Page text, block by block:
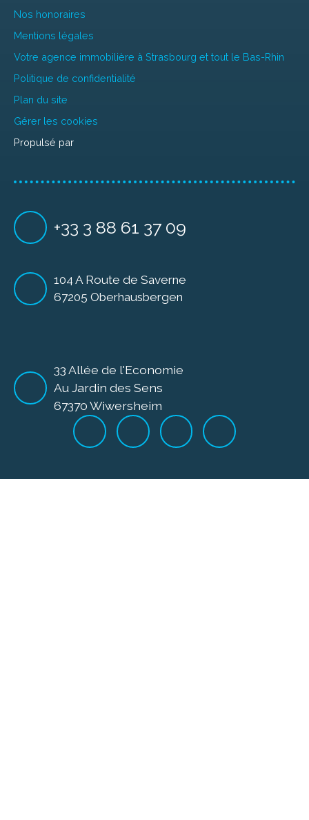
Nos honoraires
Mentions légales
Votre agence immobilière à Strasbourg et tout le Bas-Rhin
Politique de confidentialité
Plan du site
Gérer les cookies
Propulsé par
+33 3 88 61 37 09
104 A Route de Saverne
67205 Oberhausbergen
33 Allée de l'Economie
Au Jardin des Sens
67370 Wiwersheim